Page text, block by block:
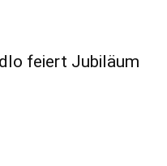
feiert Jubiläum